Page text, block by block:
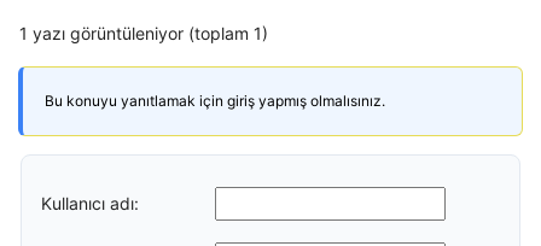
1 yazı görüntüleniyor (toplam 1)
Bu konuyu yanıtlamak için giriş yapmış olmalısınız.
Kullanıcı adı: